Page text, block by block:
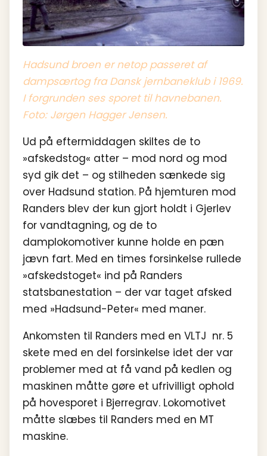
Hadsund broen er netop passeret af
dampsærtog fra Dansk jernbaneklub i 1969.
I forgrunden ses sporet til havnebanen.
Foto: Jørgen Hagger Jensen.
Ud på eftermiddagen skiltes de to
»afskedstog« atter – mod nord og mod
syd gik det – og stilheden sænkede sig
over Hadsund station. På hjemturen mod
Randers blev der kun gjort holdt i Gjerlev
for vandtagning, og de to
damplokomotiver kunne holde en pæn
jævn fart. Med en times forsinkelse rullede
»afskedstoget« ind på Randers
statsbanestation – der var taget afsked
med »Hadsund-Peter« med maner.
Ankomsten til Randers med en VLTJ nr. 5
skete med en del forsinkelse idet der var
problemer med at få vand på kedlen og
maskinen måtte gøre et ufrivilligt ophold
på hovesporet i Bjerregrav. Lokomotivet
måtte slæbes til Randers med en MT
maskine.